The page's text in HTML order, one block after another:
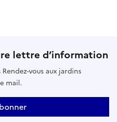
lettre d’information
vous aux jardins
mail.